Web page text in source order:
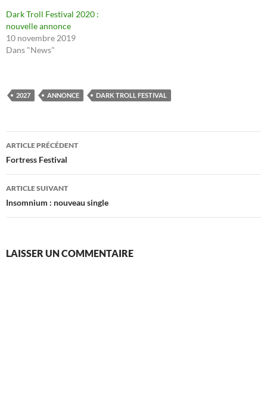
Dark Troll Festival 2020 :
nouvelle annonce
10 novembre 2019
Dans "News"
2027 ANNONCE DARK TROLL FESTIVAL
Navigation
des
articles
ARTICLE PRÉCÉDENT
Fortress Festival
ARTICLE SUIVANT
Insomnium : nouveau single
LAISSER UN COMMENTAIRE